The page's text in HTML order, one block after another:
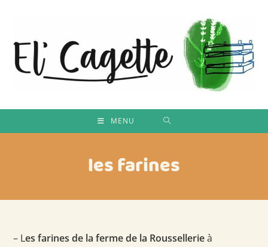
MENU
les farines
– Les farines de la ferme de la Roussellerieà